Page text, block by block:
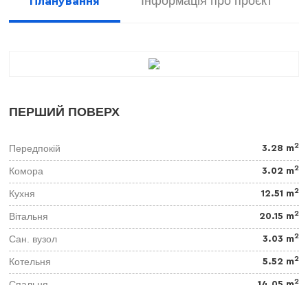
ПЕРШИЙ ПОВЕРХ
Передпокій 3.28 m2
Комора 3.02 m2
Кухня 12.51 m2
Вітальня 20.15 m2
Сан. вузол 3.03 m2
Котельня 5.52 m2
2